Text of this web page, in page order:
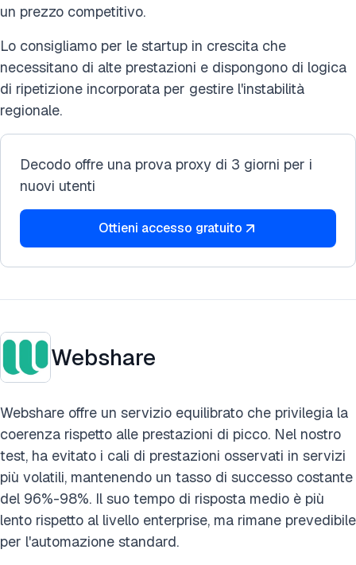
un prezzo competitivo.
Lo consigliamo per le startup in crescita che
necessitano di alte prestazioni e dispongono di logica
di ripetizione incorporata per gestire l'instabilità
regionale.
Decodo offre una prova proxy di 3 giorni per i
nuovi utenti
Ottieni accesso gratuito
Webshare
Webshare offre un servizio equilibrato che privilegia la
coerenza rispetto alle prestazioni di picco. Nel nostro
test, ha evitato i cali di prestazioni osservati in servizi
più volatili, mantenendo un tasso di successo costante
del 96%-98%. Il suo tempo di risposta medio è più
lento rispetto al livello enterprise, ma rimane prevedibile
per l'automazione standard.